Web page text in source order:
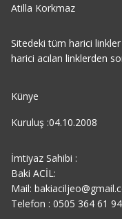
Atilla Korkmaz
Sitedeki tüm harici linkler
harici acılan linklerden
Künye
Kuruluş :04.10.2008
İmtiyaz Sahibi :
Baki ACİL:
Mail:
Telefon : 0505 364 61 94